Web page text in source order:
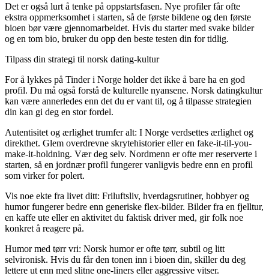
Det er også lurt å tenke på oppstartsfasen. Nye profiler får ofte
ekstra oppmerksomhet i starten, så de første bildene og den første
bioen bør være gjennomarbeidet. Hvis du starter med svake bilder
og en tom bio, bruker du opp den beste testen din for tidlig.
Tilpass din strategi til norsk dating-kultur
For å lykkes på Tinder i Norge holder det ikke å bare ha en god
profil. Du må også forstå de kulturelle nyansene. Norsk datingkultur
kan være annerledes enn det du er vant til, og å tilpasse strategien
din kan gi deg en stor fordel.
Autentisitet og ærlighet trumfer alt: I Norge verdsettes ærlighet og
direkthet. Glem overdrevne skrytehistorier eller en fake-it-til-you-
make-it-holdning. Vær deg selv. Nordmenn er ofte mer reserverte i
starten, så en jordnær profil fungerer vanligvis bedre enn en profil
som virker for polert.
Vis noe ekte fra livet ditt: Friluftsliv, hverdagsrutiner, hobbyer og
humor fungerer bedre enn generiske flex-bilder. Bilder fra en fjelltur,
en kaffe ute eller en aktivitet du faktisk driver med, gir folk noe
konkret å reagere på.
Humor med tørr vri: Norsk humor er ofte tørr, subtil og litt
selvironisk. Hvis du får den tonen inn i bioen din, skiller du deg
lettere ut enn med slitne one-liners eller aggressive vitser.